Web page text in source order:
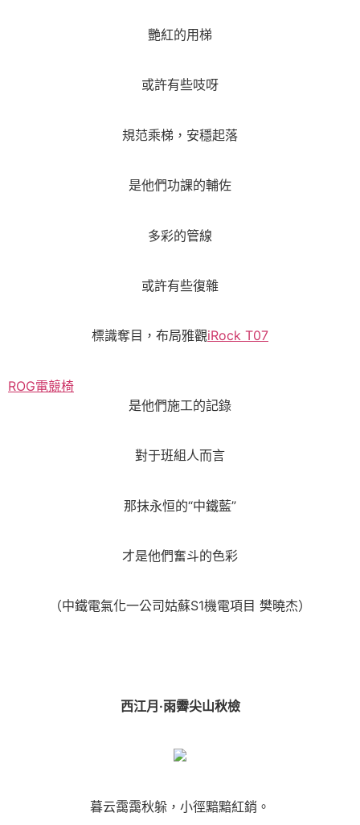
艷紅的用梯
或許有些吱呀
規范乘梯，安穩起落
是他們功課的輔佐
多彩的管線
或許有些復雜
標識奪目，布局雅觀iRock T07
ROG電競椅
是他們施工的記錄
對于班組人而言
那抹永恒的“中鐵藍”
才是他們奮斗的色彩
（中鐵電氣化一公司姑蘇S1機電項目 樊曉杰）
西江月·雨霽尖山秋檢
暮云靄靄秋躲，小徑黯黯紅銷。